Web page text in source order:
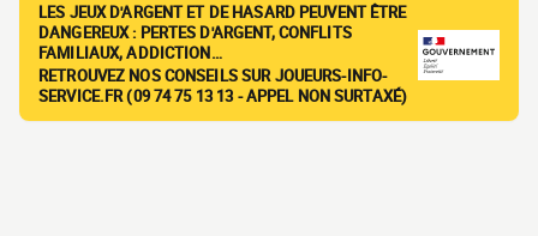
LES JEUX D'ARGENT ET DE HASARD PEUVENT ÊTRE
DANGEREUX : PERTES D'ARGENT, CONFLITS
FAMILIAUX, ADDICTION…
RETROUVEZ NOS CONSEILS SUR JOUEURS-INFO-
SERVICE.FR (09 74 75 13 13 - APPEL NON SURTAXÉ)